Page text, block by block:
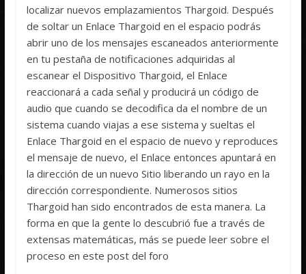
localizar nuevos emplazamientos Thargoid. Después
de soltar un Enlace Thargoid en el espacio podrás
abrir uno de los mensajes escaneados anteriormente
en tu pestaña de notificaciones adquiridas al
escanear el Dispositivo Thargoid, el Enlace
reaccionará a cada señal y producirá un código de
audio que cuando se decodifica da el nombre de un
sistema cuando viajas a ese sistema y sueltas el
Enlace Thargoid en el espacio de nuevo y reproduces
el mensaje de nuevo, el Enlace entonces apuntará en
la dirección de un nuevo Sitio liberando un rayo en la
dirección correspondiente. Numerosos sitios
Thargoid han sido encontrados de esta manera. La
forma en que la gente lo descubrió fue a través de
extensas matemáticas, más se puede leer sobre el
proceso en este post del foro